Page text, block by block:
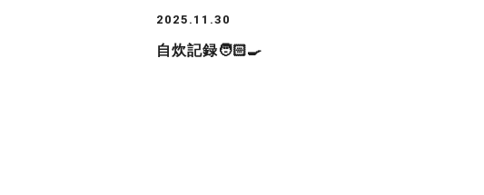
2025.11.30
自炊記録🧑🏻‍🍳